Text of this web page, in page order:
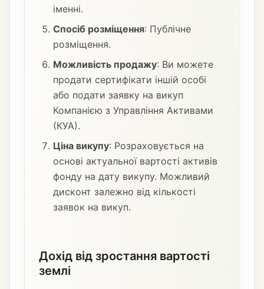
іменні.
Спосіб розміщення: Публічне
розміщення.
Можливість продажу: Ви можете
продати сертифікати іншій особі
або подати заявку на викуп
Компанією з Управління Активами
(КУА).
Ціна викупу: Розраховується на
основі актуальної вартості активів
фонду на дату викупу. Можливий
дисконт залежно від кількості
заявок на викуп.
Дохід від зростання вартості
землі